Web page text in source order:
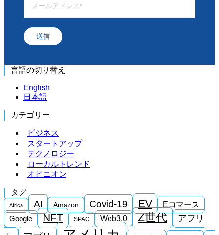
送信
言語の切り替え
English
日本語
カテゴリー
ビジネス
スタートアップ
テクノロジー
ローカルトレンド
オピニオン
タグ
Africa AI Amazon Covid-19 EV
Eコマース
Google
NFT SPAC Web3.0 Z世代
アフリ